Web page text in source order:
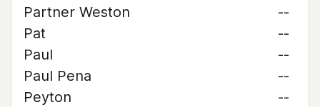
Partner Weston
--
Pat
--
Paul
--
Paul Pena
--
Peyton
--